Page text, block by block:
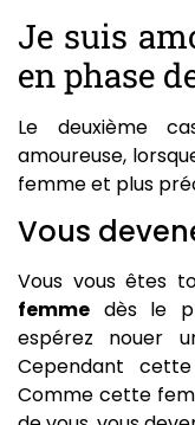
Je suis
en phase
Le deuxième
amoureuse,
femme et plus
Vous
Vous vous êtes
femme dès le
espérez nouer
Cependant
Comme cette